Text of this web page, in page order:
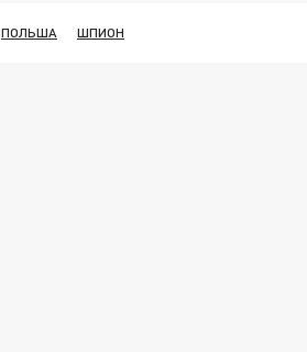
ПОЛЬША ШПИОН